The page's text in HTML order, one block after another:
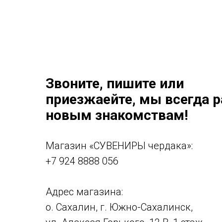
Звоните, пишите или
приезжаейте, мы всегда
новым знакомствам!
Магазин «СУВЕНИРЫ чердака»:
+7 924 8888 056
Адрес магазина:
о. Сахалин, г. Южно-Сахалинск,